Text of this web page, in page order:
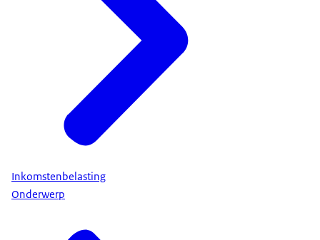
Inkomstenbelasting
Onderwerp